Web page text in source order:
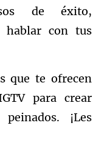
de éxito,
hablar con tus
que te ofrecen
para crear
¡Les